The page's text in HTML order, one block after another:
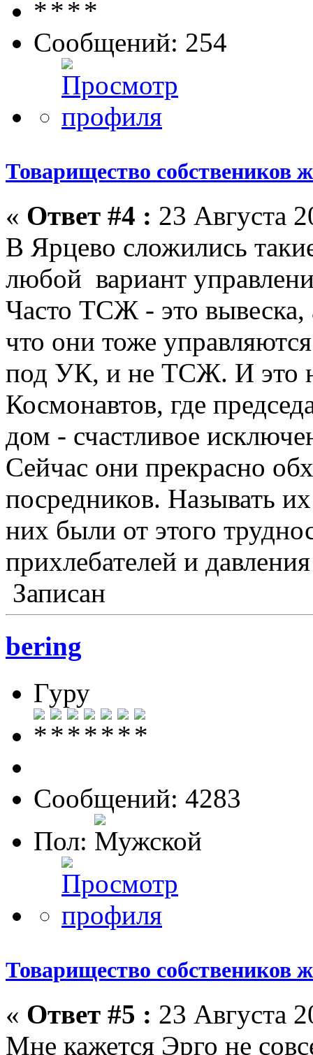
Сообщений: 254
Товарищество собствеников
« Ответ #4 : 23 Августа
В Ярцево сложились
любой вариант
Часто ТСЖ - это вывеска,
что они тоже
под УК, и не ТСЖ. И это
Космонавтов, где
дом - счастливое
Сейчас они прекрасно
посредников. Называть
них были от этого
прихлебателей и
Записан
bering
Гуру
Сообщений: 4283
Пол:
Товарищество собствеников
« Ответ #5 : 23 Августа
Мне кажется Эрго не